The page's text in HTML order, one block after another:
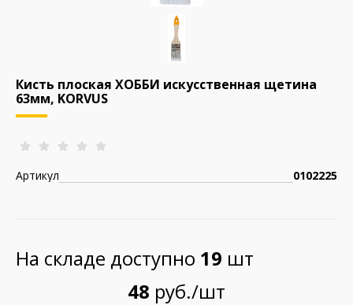
Кисть плоская ХОББИ искусственная щетина
63мм, KORVUS
Артикул 0102225
На складе доступно 19 шт
48 руб./шт